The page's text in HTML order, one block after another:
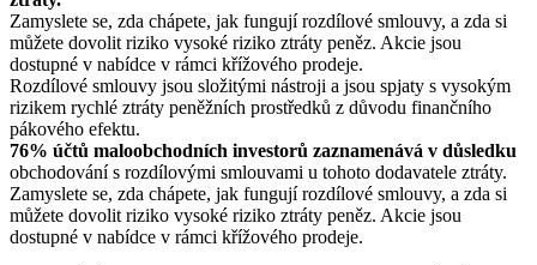
Zamyslete se, zda chápete, jak fungují rozdílové smlouvy, a zda si
můžete dovolit riziko vysoké riziko ztráty peněz. Akcie jsou
dostupné v nabídce v rámci křížového prodeje.
Rozdílové smlouvy jsou složitými nástroji a jsou spjaty s vysokým
rizikem rychlé ztráty peněžních prostředků z důvodu finančního
pákového efektu.
76% účtů maloobchodních investorů zaznamenává v důsledku
obchodování s rozdílovými smlouvami u tohoto dodavatele ztráty.
Zamyslete se, zda chápete, jak fungují rozdílové smlouvy, a zda si
můžete dovolit riziko vysoké riziko ztráty peněz. Akcie jsou
dostupné v nabídce v rámci křížového prodeje.